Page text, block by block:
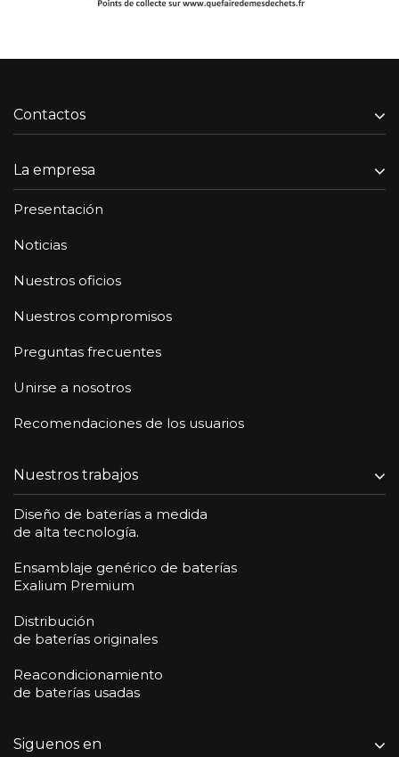
Contactos
La empresa
Presentación
Noticias
Nuestros oficios
Nuestros compromisos
Preguntas frecuentes
Unirse a nosotros
Recomendaciones de los usuarios
Nuestros trabajos
Diseño de baterías a medida
de alta tecnología.
Ensamblaje genérico de baterías
Exalium Premium
Distribución
de baterías originales
Reacondicionamiento
de baterías usadas
Siguenos en